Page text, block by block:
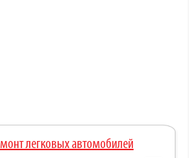
легковых автомобилей